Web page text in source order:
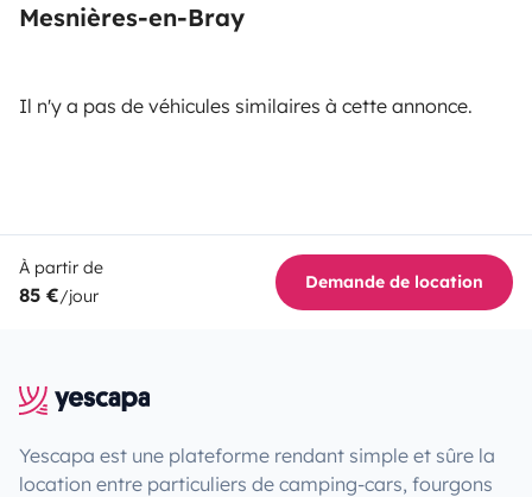
Mesnières-en-Bray
Il n'y a pas de véhicules similaires à cette annonce.
À partir de
85 €/jour
Demande de location
Yescapa est une plateforme rendant simple et sûre la
location entre particuliers de camping-cars, fourgons